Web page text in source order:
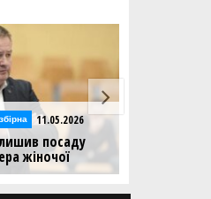
11.05.2026
посаду
жіночої
за власним